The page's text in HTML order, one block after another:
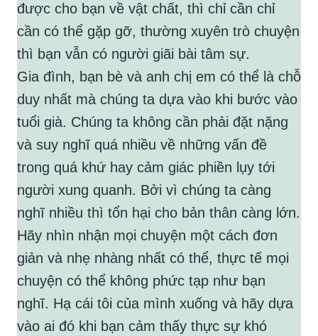
được cho bạn về vật chất, thì chỉ cần chỉ
cần có thể gặp gỡ, thường xuyên trò chuyện
thì bạn vẫn có người giãi bài tâm sự.
Gia đình, bạn bè và anh chị em có thể là chỗ
duy nhất mà chúng ta dựa vào khi bước vào
tuổi già. Chúng ta không cần phải đặt nặng
và suy nghĩ quá nhiều về những vấn đề
trong quá khứ hay cảm giác phiền lụy tới
người xung quanh. Bởi vì chúng ta càng
nghĩ nhiều thì tổn hại cho bản thân càng lớn.
Hãy nhìn nhận mọi chuyện một cách đơn
giản và nhẹ nhàng nhất có thể, thực tế mọi
chuyện có thể không phức tạp như bạn
nghĩ. Hạ cái tôi của mình xuống và hãy dựa
vào ai đó khi bạn cảm thấy thực sự khó